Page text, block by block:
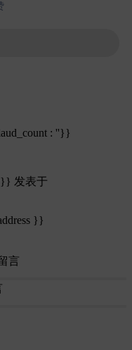
: ''}}
发表于
}}
言